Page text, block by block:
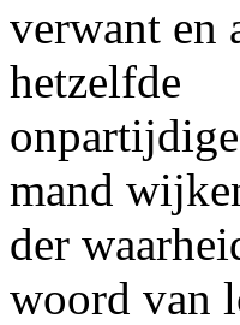
verwant en
hetzelfde
mand
der
woord van